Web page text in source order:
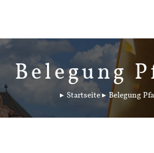
Belegung
Startseite Belegung